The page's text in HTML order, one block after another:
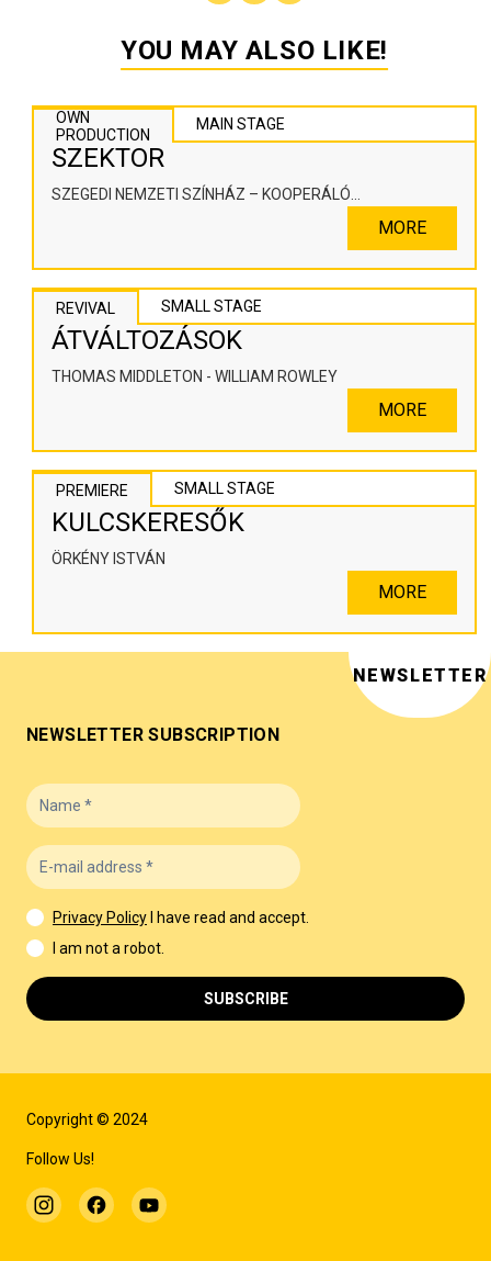
YOU MAY ALSO LIKE!
OWN
PRODUCTION
MAIN STAGE
SZEKTOR
SZEGEDI NEMZETI SZÍNHÁZ – KOOPERÁLÓ
MORE
REVIVAL SMALL STAGE
ÁTVÁLTOZÁSOK
THOMAS MIDDLETON - WILLIAM ROWLEY
MORE
PREMIERE SMALL STAGE
KULCSKERESŐK
ÖRKÉNY ISTVÁN
MORE
Copyright © 2024
Follow Us!
NEWSLETTER
NEWSLETTER SUBSCRIPTION
Privacy Policy
I have read and accept.
I am not a robot.
SUBSCRIBE